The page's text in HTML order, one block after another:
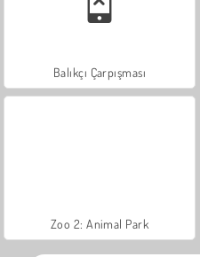
Balıkçı Çarpışması
Zoo 2: Animal Park